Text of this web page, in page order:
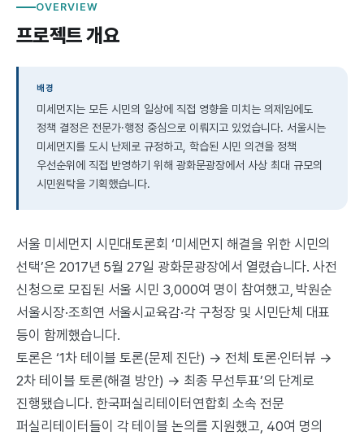
OVERVIEW
프로젝트 개요
배경
미세먼지는 모든 시민의 일상에 직접 영향을 미치는 의제임에도
정책 결정은 전문가·행정 중심으로 이뤄지고 있었습니다. 서울시는
미세먼지를 도시 난제로 규정하고, 학습된 시민 의견을 정책
우선순위에 직접 반영하기 위해 광화문광장에서 사상 최대 규모의
시민원탁을 기획했습니다.
서울 미세먼지 시민대토론회 ‘미세먼지 해결을 위한 시민의
선택’은 2017년 5월 27일 광화문광장에서 열렸습니다. 사전
신청으로 모집된 서울 시민 3,000여 명이 참여했고, 박원순
서울시장·조희연 서울시교육감·각 구청장 및 시민단체 대표
등이 함께했습니다.
토론은 ‘1차 테이블 토론(문제 진단) → 전체 토론·인터뷰 →
2차 테이블 토론(해결 방안) → 최종 무선투표’의 단계로
진행됐습니다. 한국퍼실리테이터연합회 소속 전문
퍼실리테이터들이 각 테이블 논의를 지원했고, 40여 명의